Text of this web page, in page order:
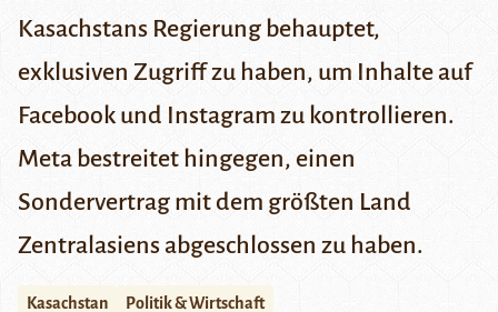
Kasachstans Regierung behauptet,
exklusiven Zugriff zu haben, um Inhalte auf
Facebook und Instagram zu kontrollieren.
Meta bestreitet hingegen, einen
Sondervertrag mit dem größten Land
Zentralasiens abgeschlossen zu haben.
Kasachstan
Politik & Wirtschaft